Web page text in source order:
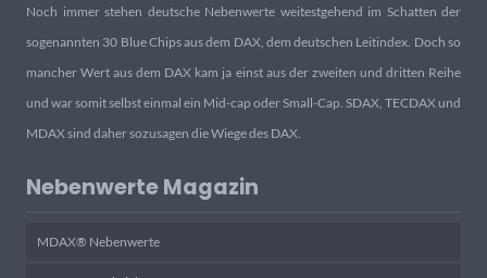
Noch immer stehen deutsche Nebenwerte weitestgehend im Schatten der
sogenannten 30 Blue Chips aus dem DAX, dem deutschen Leitindex. Doch so
mancher Wert aus dem DAX kam ja einst aus der zweiten und dritten Reihe
und war somit selbst einmal ein Mid-cap oder Small-Cap. SDAX, TECDAX und
MDAX sind daher sozusagen die Wiege des DAX.
Nebenwerte Magazin
MDAX® Nebenwerte